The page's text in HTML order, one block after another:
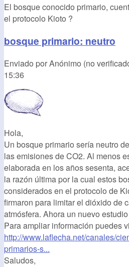
El bosque conocido primario,
el protocolo Kioto ?
bosque primario: neutro
Enviado porAnónimo (no
15:36
Hola,
Un bosque primario sería neutro
las emisiones de CO2. Al menos
elaborada en los años sesenta,
la razón última por la cual estos
considerados en el protocolo de
firmaron para limitar el dióxido de
atmósfera. Ahora un nuevo
Para ampliar información puedes
http://www.laflecha.net/canales/
primarios-s...
Saludos,